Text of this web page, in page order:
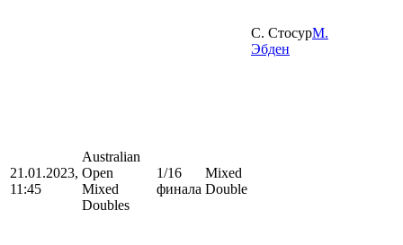
21.01.2023,
11:45
Australian
Open
Mixed
Doubles
1/16
финала
Mixed
Double
С. СтосурМ.
Эбден